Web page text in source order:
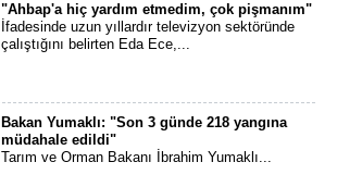
"Ahbap'a hiç yardım etmedim, çok pişmanım"
İfadesinde uzun yıllardır televizyon sektöründe
çalıştığını belirten Eda Ece,...
Bakan Yumaklı: "Son 3 günde 218 yangına
müdahale edildi"
Tarım ve Orman Bakanı İbrahim Yumaklı...